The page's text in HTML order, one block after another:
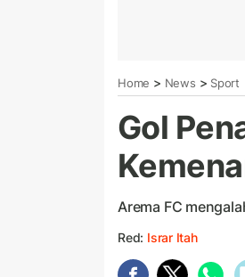
Home > News > Sport
Gol
Arema FC
Red: Israr Itah